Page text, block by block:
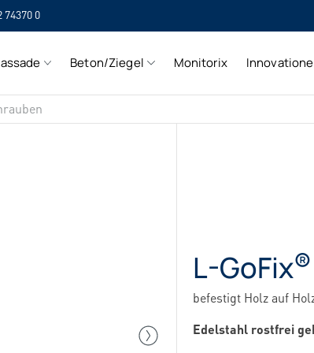
74370 0
Beton/Ziegel Monitorix
L-GoFix®
befestigt Holz auf
Edelstahl rostfrei